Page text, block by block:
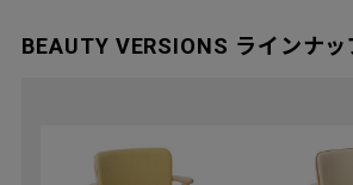
BEAUTY VERSIONS ラインナ